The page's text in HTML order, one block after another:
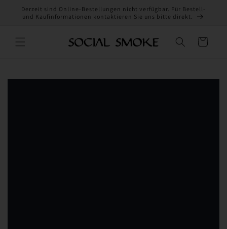
zum
Inhalt
Derzeit sind Online-Bestellungen nicht verfügbar. Für Bestell-
und Kaufinformationen kontaktieren Sie uns bitte direkt.
Warenkorb